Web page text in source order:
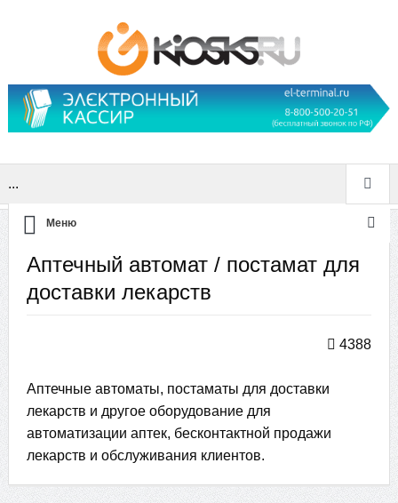
...
Меню
Аптечный автомат / постамат для
доставки лекарств
4388
Аптечные автоматы, постаматы для доставки
лекарств и другое оборудование для
автоматизации аптек, бесконтактной продажи
лекарств и обслуживания клиентов.